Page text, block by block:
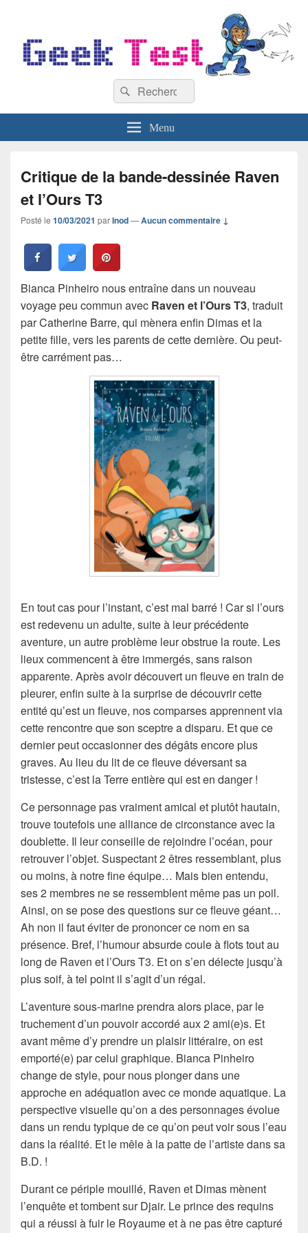
Recherche :
Rechercher
Menu
Critique de la bande-dessinée Raven
et l’Ours T3
Posté le 10/03/2021 parInod—Aucun commentaire ↓
Bianca Pinheiro nous entraîne dans un nouveau
voyage peu commun avec Raven et l’Ours T3, traduit
par Catherine Barre, qui mènera enfin Dimas et la
petite fille, vers les parents de cette dernière. Ou peut-
être carrément pas…
En tout cas pour l’instant, c’est mal barré ! Car si l’ours
est redevenu un adulte, suite à leur précédente
aventure, un autre problème leur obstrue la route. Les
lieux commencent à être immergés, sans raison
apparente. Après avoir découvert un fleuve en train de
pleurer, enfin suite à la surprise de découvrir cette
entité qu’est un fleuve, nos comparses apprennent via
cette rencontre que son sceptre a disparu. Et que ce
dernier peut occasionner des dégâts encore plus
graves. Au lieu du lit de ce fleuve déversant sa
tristesse, c’est la Terre entière qui est en danger !
Ce personnage pas vraiment amical et plutôt hautain,
trouve toutefois une alliance de circonstance avec la
doublette. Il leur conseille de rejoindre l’océan, pour
retrouver l’objet. Suspectant 2 êtres ressemblant, plus
ou moins, à notre fine équipe… Mais bien entendu,
ses 2 membres ne se ressemblent même pas un poil.
Ainsi, on se pose des questions sur ce fleuve géant…
Ah non il faut éviter de prononcer ce nom en sa
présence. Bref, l’humour absurde coule à flots tout au
long de Raven et l’Ours T3. Et on s’en délecte jusqu’à
plus soif, à tel point il s’agit d’un régal.
L’aventure sous-marine prendra alors place, par le
truchement d’un pouvoir accordé aux 2 ami(e)s. Et
avant même d’y prendre un plaisir littéraire, on est
emporté(e) par celui graphique. Bianca Pinheiro
change de style, pour nous plonger dans une
approche en adéquation avec ce monde aquatique. La
perspective visuelle qu’on a des personnages évolue
dans un rendu typique de ce qu’on peut voir sous l’eau
dans la réalité. Et le mêle à la patte de l’artiste dans sa
B.D. !
Durant ce périple mouillé, Raven et Dimas mènent
l’enquête et tombent sur Djair. Le prince des requins
qui a réussi à fuir le Royaume et à ne pas être capturé